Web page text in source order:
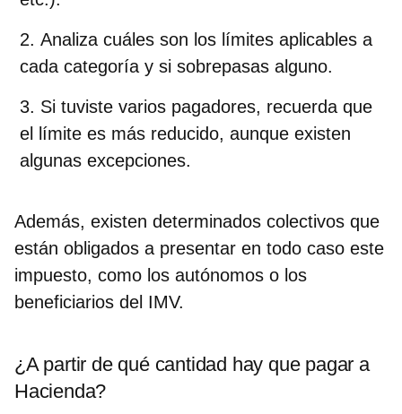
Analiza cuáles son los límites aplicables a
cada categoría y si sobrepasas alguno.
Si tuviste varios pagadores, recuerda que
el límite es más reducido, aunque existen
algunas excepciones.
Además, existen determinados colectivos que
están obligados a presentar en todo caso este
impuesto, como los autónomos o los
beneficiarios del IMV.
¿A partir de qué cantidad hay que pagar a
Hacienda?